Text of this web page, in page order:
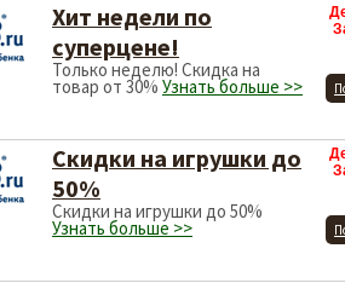
Хит недели по
суперцене!
Только неделю! Скидка на
товар от 30% Узнать больше >>
Скидки на игрушки до
50%
Скидки на игрушки до 50%
Узнать больше >>